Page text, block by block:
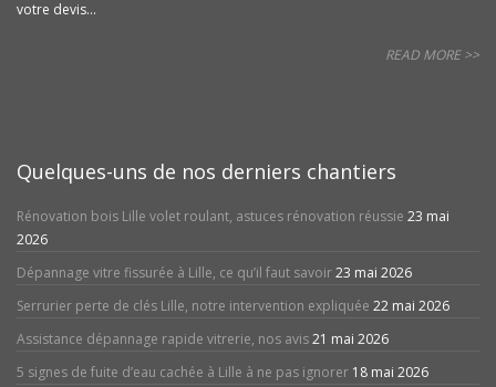
votre devis...
READ MORE >>
Quelques-uns de nos derniers chantiers
Rénovation bois Lille volet roulant, astuces rénovation réussie 23 mai
2026
Dépannage vitre fissurée à Lille, ce qu’il faut savoir23 mai 2026
Serrurier perte de clés Lille, notre intervention expliquée 22 mai 2026
Assistance dépannage rapide vitrerie, nos avis21 mai 2026
5 signes de fuite d’eau cachée à Lille à ne pas ignorer 18 mai 2026